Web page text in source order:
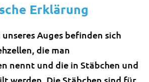
Erklärung
Auges befinden sich
die man
nennt und die in Stäbchen und
werden. Die Stäbchen sind für